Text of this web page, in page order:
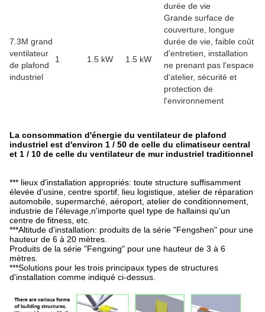
durée de vie
7.3M grand
ventilateur
de plafond
industriel
1 1.5 kW 1.5 kW
Grande surface de
couverture, longue
durée de vie, faible coût
d'entretien, installation
ne prenant pas l'espace
d'atelier, sécurité et
protection de
l'environnement
La consommation d'énergie du ventilateur de plafond
industriel est d'environ 1 / 50 de celle du climatiseur central
et 1 / 10 de celle du ventilateur de mur industriel traditionnel
*** lieux d'installation appropriés: toute structure suffisamment
élevée d'usine, centre sportif, lieu logistique, atelier de réparation
automobile, supermarché, aéroport, atelier de conditionnement,
industrie de l'élevage,n'importe quel type de hallainsi qu'un
centre de fitness, etc.
***Altitude d'installation: produits de la série "Fengshen" pour une
hauteur de 6 à 20 mètres.
Produits de la série "Fengxing" pour une hauteur de 3 à 6
mètres.
***Solutions pour les trois principaux types de structures
d'installation comme indiqué ci-dessus.